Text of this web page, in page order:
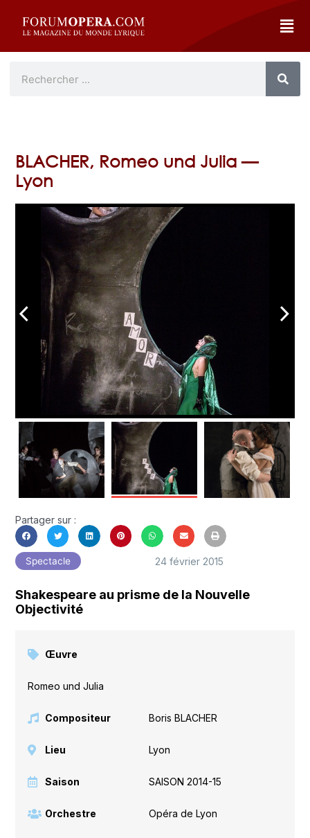
BLACHER, Romeo und Julia —
Lyon
arrow_back_ios arrow_forward_ios
Partager sur :
Spectacle 24 février 2015
Shakespeare au prisme de la Nouvelle
Objectivité
Œuvre
Romeo und Julia
Compositeur Boris BLACHER
Lieu Lyon
Saison SAISON 2014-15
Orchestre Opéra de Lyon